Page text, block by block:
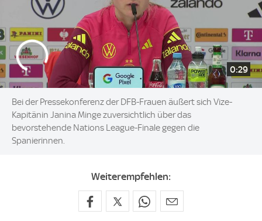
0:29
Bei der Pressekonferenz der DFB-Frauen äußert sich Vize-
Kapitänin Janina Minge zuversichtlich über das
bevorstehende Nations League-Finale gegen die
Spanierinnen.
Weiterempfehlen: